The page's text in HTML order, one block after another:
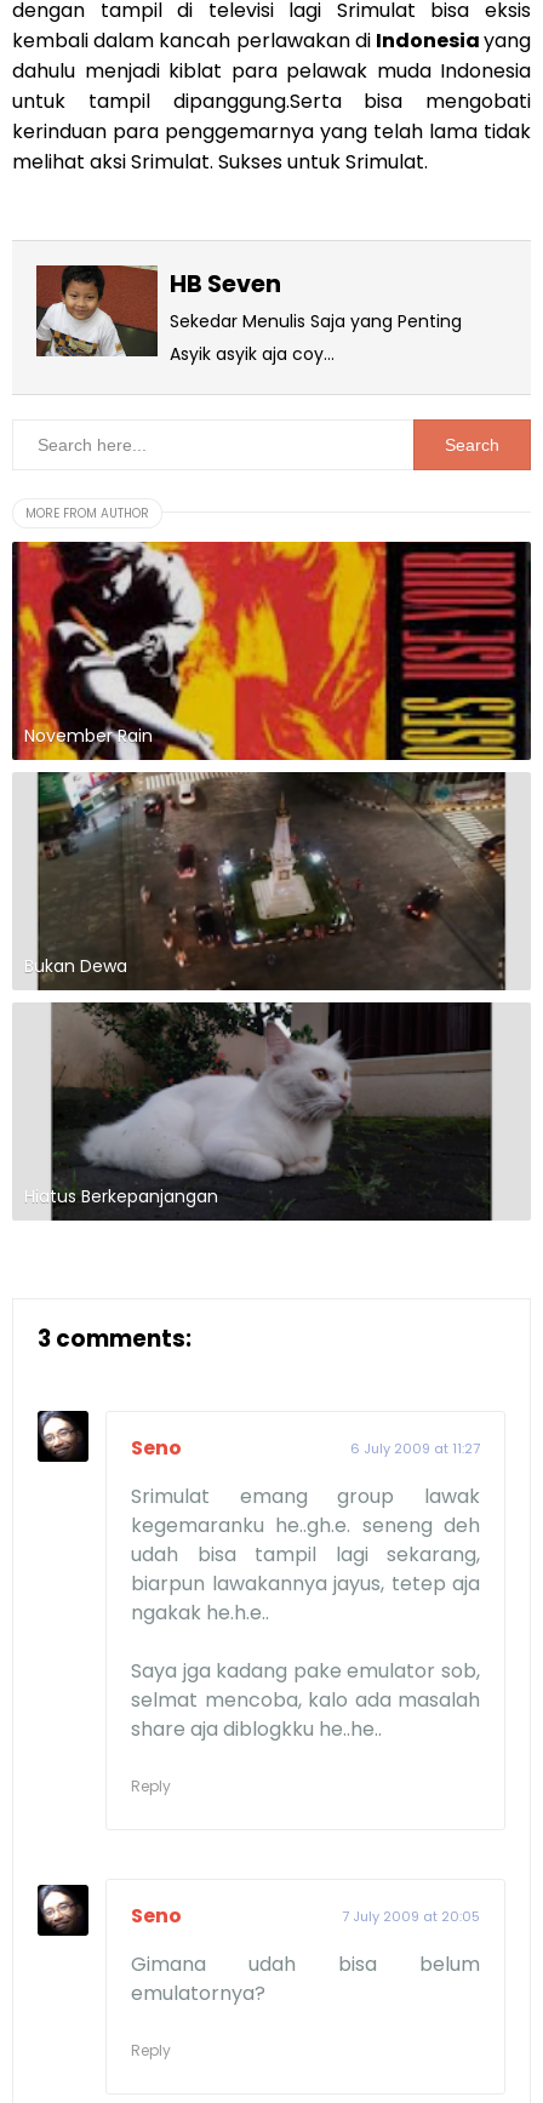
dengan tampil di televisi lagi Srimulat bisa eksis
kembali dalam kancah perlawakan di Indonesiayang
dahulu menjadi kiblat para pelawak muda Indonesia
untuk tampil dipanggung.Serta bisa mengobati
kerinduan para penggemarnya yang telah lama tidak
melihat aksi Srimulat. Sukses untuk Srimulat.
HB Seven
Sekedar Menulis Saja yang Penting
Asyik asyik aja coy...
MORE FROM AUTHOR
November Rain
Bukan Dewa
Hiatus Berkepanjangan
3 comments:
Seno 6 July 2009 at 11:27
Srimulat emang group lawak
kegemaranku he..gh.e. seneng deh
udah bisa tampil lagi sekarang,
biarpun lawakannya jayus, tetep aja
ngakak he.h.e..
Saya jga kadang pake emulator sob,
selmat mencoba, kalo ada masalah
share aja diblogkku he..he..
Reply
Seno 7 July 2009 at 20:05
Gimana udah bisa belum
emulatornya?
Reply